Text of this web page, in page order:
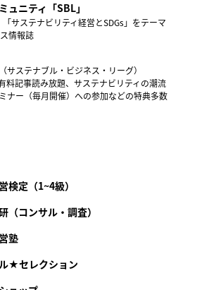
ュニティ「SBL」
サステナビリティ経営とSDGs」をテーマ
情報誌
サステナブル・ビジネス・リーグ）
料記事読み放題、サステナビリティの潮流
ナー（毎月開催）への参加などの特典多数
検定（1~4級）
（コンサル・調査）
塾
★セレクション